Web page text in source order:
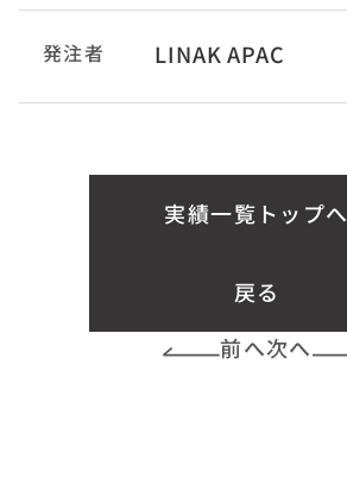
発注者 LINAK APAC
実績一覧トップへ
戻る
前へ次へ